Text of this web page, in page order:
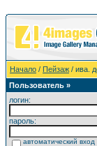
Начало / Пейзаж / ива.
Пользователь »
логин:
пароль:
автоматический вход